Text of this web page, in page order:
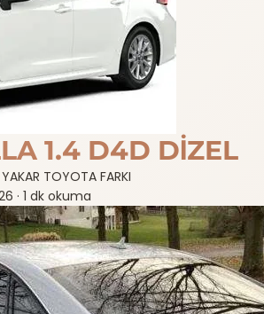
1.4 D4D DİZEL
TOYOTA FARKI
· 1 dk okuma